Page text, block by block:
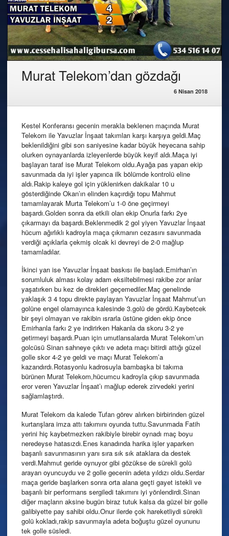
Murat Telekom’dan gözdağı
6 Nisan 2018
Kestel Konferansı gecenin merakla beklenen maçında Murat
Telekom ile Yavuzlar İnşaat takımları karşı karşıya geldi.Maç
beklenildiğini gibi son saniyesine kadar büyük heyecana sahip
olurken oynayanlarda izleyenlerde büyük keyif aldı.Maça iyi
başlayan taraf ise Murat Telekom oldu.Ayağa pas yapan ekip
savunmada da iyi işler yapınca ilk bölümde kontrolü eline
aldı.Rakip kaleye gol için yüklenirken dakikalar 10 u
gösterdiğinde Okan’ın elinden kaçırdığı topu Mahmut
tamamlayarak Murta Telekom’u 1-0 öne geçirmeyi
başardı.Golden sonra da etkili olan ekip Onurla farkı 2ye
çıkarmayı da başardı.Beklenmedik 2 gol yiyen Yavuzlar İnşaat
hücum ağırlıklı kadroyla maça çıkmanın cezasını savunmada
verdiği açıklarla çekmiş olcak ki devreyi de 2-0 mağlup
tamamladılar.
İkinci yarı ise Yavuzlar İnşaat baskısı ile başladı.Emirhan’ın
sorumluluk alması kolay adam eksiltebilmesi rakibe zor anlar
yaşatırken bu kez de direkleri geçemediler.Maç genelinde
yaklaşık 3 4 topu direkte paylayan Yavuzlar İnşaat Mahmut’un
golüne engel olamayınca kalesinde 3.golü de gördü.Kaybetcek
bir şeyi olmayan ve rakibin ısrarla üstüne giden ekip önce
Emirhanla farkı 2 ye indirirken Hakanla da skoru 3-2 ye
getirmeyi başardı.Puan için umutlansalarda Murat Telekom’un
golcüsü Sinan sahneye çıktı ve adeta maçı bitirdi attığı güzel
golle skor 4-2 ye geldi ve maçı Murat Telekom’a
kazandırdı.Rotasyonlu kadrosuyla bambaşka bi takıma
bürünen Murat Telekom,hücumcu kadroyla çıkıp savunmada
eror veren Yavuzlar İnşaat’ı mağlup ederek zirvedeki yerini
sağlamlaştırdı.
Murat Telekom da kalede Tufan görev alırken birbirinden güzel
kurtarışlara imza attı takımını oyunda tuttu.Savunmada Fatih
yerini hiç kaybetmezken rakibiyle birebir oynadı maç boyu
neredeyse hatasızdı.Enes kanadında harika işler yaparken
başarılı savunmasının yanı sıra sık sık ataklara da destek
verdi.Mahmut geride oynuyor gibi gözükse de sürekli golü
arayan oyuncuydu ve 2 golle gecenin adeta yıldızı oldu.Serdar
maça geride başlarken sonra orta alana geçti gayet istekli ve
başarılı bir performans sergiledi takımını iyi yönlendirdi.Sinan
diğer maçların aksine bugün biraz tutuk kalsa da güzel bir golle
galibiyette pay sahibi oldu.Onur ilerde çok hareketliydi sürekli
golü kokladı,rakip savunmayla adeta boğuştu güzel oyununu
tek golle süsledi.